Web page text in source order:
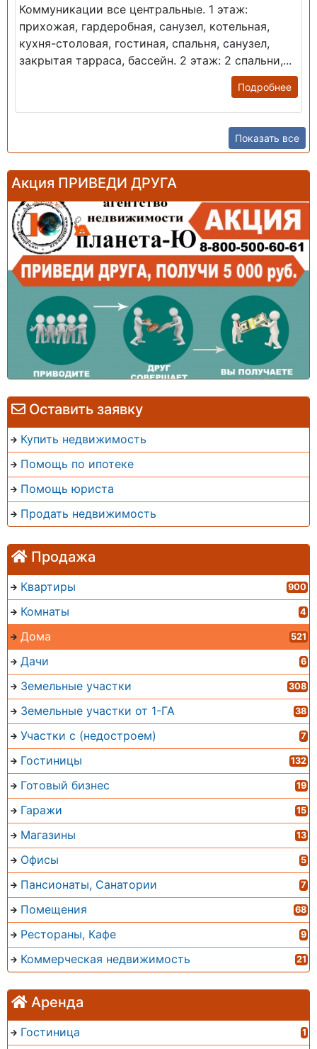
Оставить заявку
Купить недвижимость
Помощь по ипотеке
Помощь юриста
Продать недвижимость
Продажа
Квартиры 900
Комнаты 4
Дома 521
Дачи 6
Земельные участки 308
Земельные участки от 1-ГА 38
Участки с (недостроем) 7
Гостиницы 132
Готовый бизнес 19
Гаражи 15
Магазины 13
Офисы 5
Пансионаты, Санатории 7
Помещения 68
Рестораны, Кафе 9
Коммерческая недвижимость 21
Аренда
Гостиница 1
Коммуникации все центральные. 1 этаж:
прихожая, гардеробная, санузел, котельная,
кухня-столовая, гостиная, спальня, санузел,
закрытая тарраса, бассейн. 2 этаж: 2 спальни,...
Подробнее
Показать все
Акция ПРИВЕДИ ДРУГА